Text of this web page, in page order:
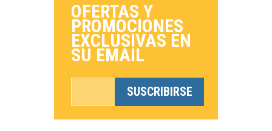
OFERTAS Y
PROMOCIONES
EXCLUSIVAS EN
SU EMAIL
*Esto no es una dirección de correo
SUSCRIBIRSE